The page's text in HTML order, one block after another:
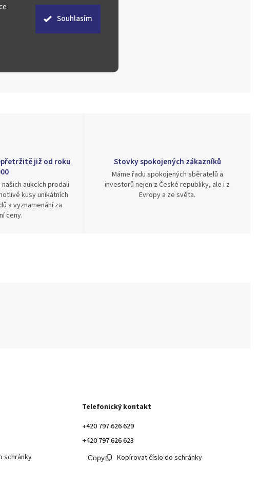
Souhlasím
již od roku
aukcích prodali
kusy unikátních
a vyznamenání za
ceny.
Stovky spokojených zákazníků
Máme řadu spokojených sběratelů a
investorů nejen z České republiky, ale i z
Evropy a ze světa.
schránky
Telefonický kontakt
+420 797 626 629
+420 797 626 623
Kopírovat číslo do schránky